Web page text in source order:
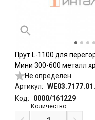
Прут L-1100 для
Мини 300-600 металл
Не определен
Артикул:
Код:
0000/161229
Количество